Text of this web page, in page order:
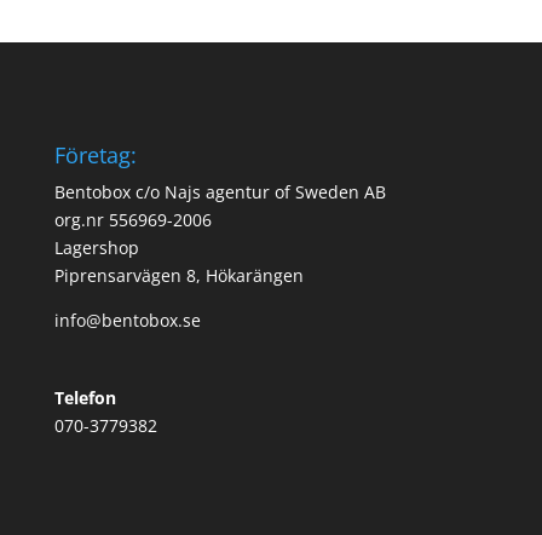
Företag:
Bentobox c/o Najs agentur of Sweden AB
org.nr 556969-2006
Lagershop
Piprensarvägen 8, Hökarängen
info@bentobox.se
Telefon
070-3779382